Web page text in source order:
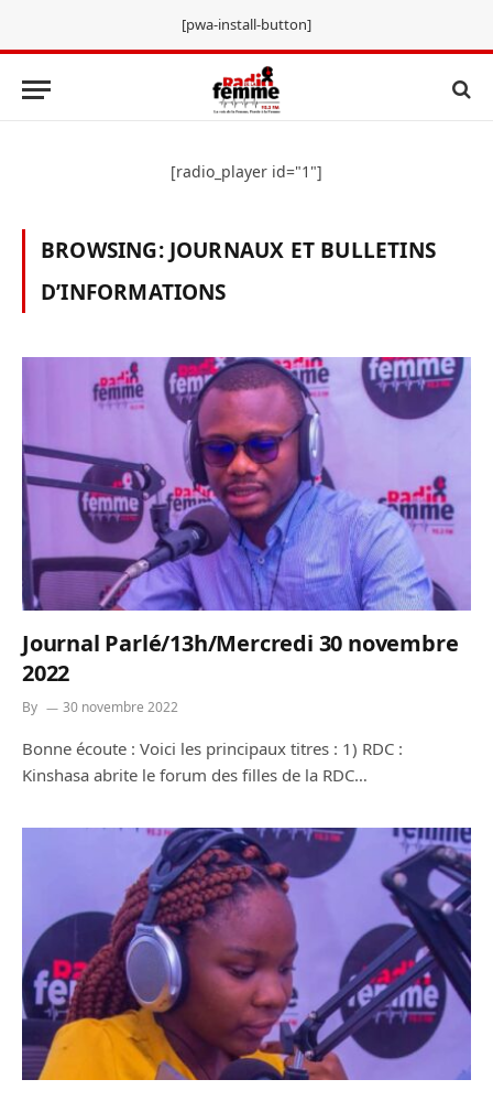
[pwa-install-button]
[radio_player id="1"]
BROWSING: JOURNAUX ET BULLETINS
D’INFORMATIONS
Journal Parlé/13h/Mercredi 30 novembre
2022
By 30 novembre 2022
Bonne écoute : Voici les principaux titres : 1) RDC :
Kinshasa abrite le forum des filles de la RDC…